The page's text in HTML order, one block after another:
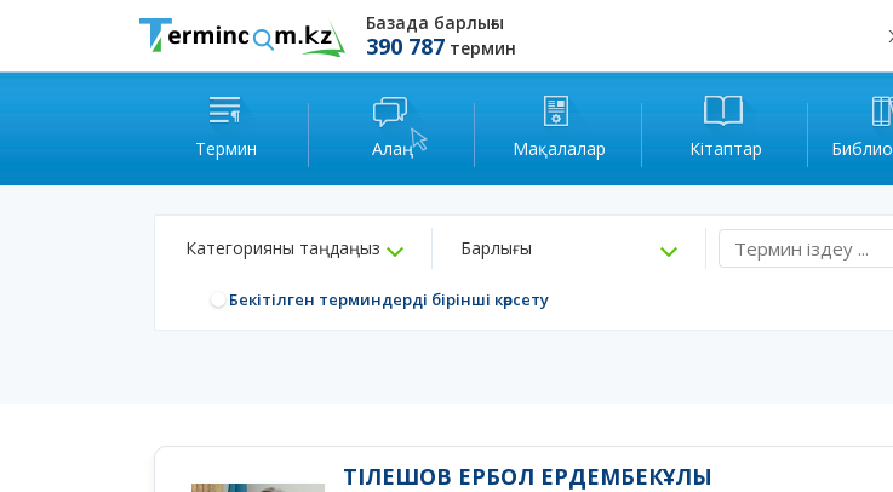
Базада барлығы
390 787 термин
Термин Алаң Мақалалар Кітаптар
Категорияны таңдаңыз Барлығы
Бекітілген терминдерді бірінші көрсету
ТІЛЕШОВ ЕРБОЛ ЕРДЕМБЕКҰЛЫ